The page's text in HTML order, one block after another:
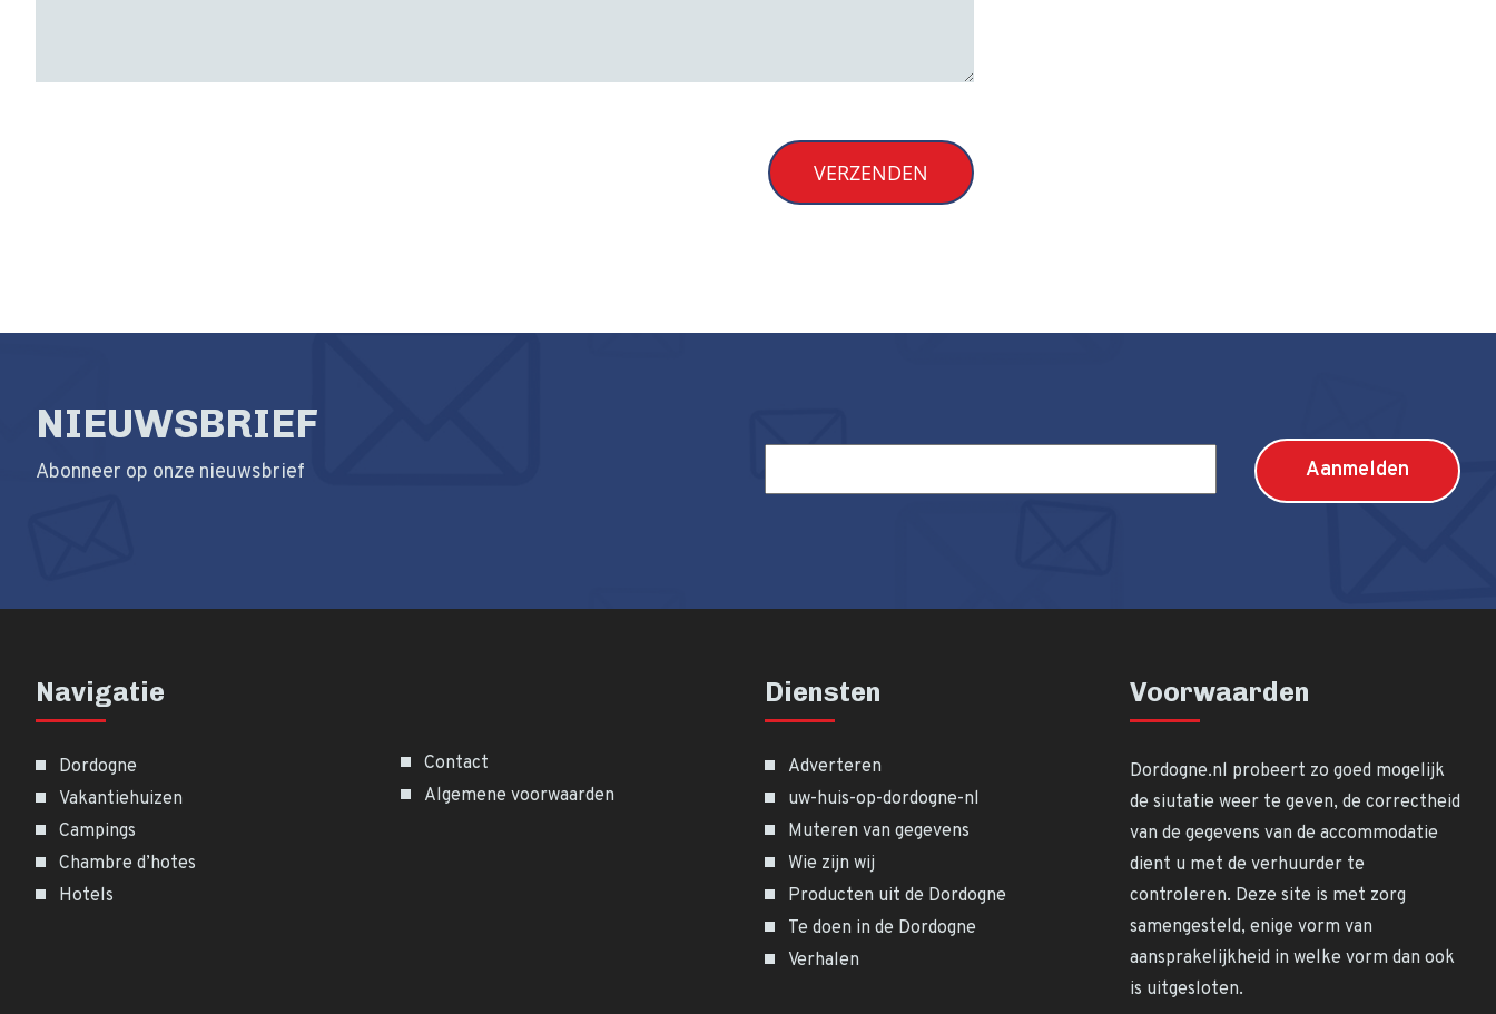
NIEUWSBRIEF
Abonneer op onze nieuwsbrief
Navigatie
Dordogne
Vakantiehuizen
Campings
Chambre d’hotes
Hotels
Contact
Algemene voorwaarden
Diensten
Adverteren
uw-huis-op-dordogne-nl
Muteren van gegevens
Wie zijn wij
Producten uit de Dordogne
Te doen in de Dordogne
Verhalen
Voorwaarden
Dordogne.nl probeert zo goed mogelijk
de siutatie weer te geven, de correctheid
van de gegevens van de accommodatie
dient u met de verhuurder te
controleren. Deze site is met zorg
samengesteld, enige vorm van
aansprakelijkheid in welke vorm dan ook
is uitgesloten.